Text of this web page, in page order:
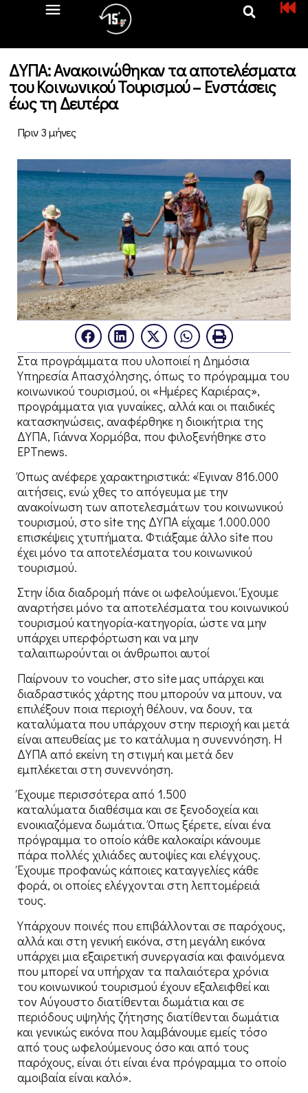
ΔΥΠΑ: Ανακοινώθηκαν τα αποτελέσματα
του Κοινωνικού Τουρισμού – Ενστάσεις
έως τη Δευτέρα
Πριν 3 μήνες
Στα προγράμματα που υλοποιεί η Δημόσια
Υπηρεσία Απασχόλησης, όπως το πρόγραμμα του
κοινωνικού τουρισμού, οι «Ημέρες Καριέρας»,
προγράμματα για γυναίκες, αλλά και οι παιδικές
κατασκηνώσεις, αναφέρθηκε η διοικήτρια της
ΔΥΠΑ, Γιάννα Χορμόβα, που φιλοξενήθηκε στο
ΕΡΤnews.
Όπως ανέφερε χαρακτηριστικά: «Έγιναν 816.000
αιτήσεις, ενώ χθες το απόγευμα με την
ανακοίνωση των αποτελεσμάτων του κοινωνικού
τουρισμού, στο site της ΔΥΠΑ είχαμε 1.000.000
επισκέψεις χτυπήματα. Φτιάξαμε άλλο site που
έχει μόνο τα αποτελέσματα του κοινωνικού
τουρισμού.
Στην ίδια διαδρομή πάνε οι ωφελούμενοι. Έχουμε
αναρτήσει μόνο τα αποτελέσματα του κοινωνικού
τουρισμού κατηγορία-κατηγορία, ώστε να μην
υπάρχει υπερφόρτωση και να μην
ταλαιπωρούνται οι άνθρωποι αυτοί
Παίρνουν το voucher, στο site μας υπάρχει και
διαδραστικός χάρτης που μπορούν να μπουν, να
επιλέξουν ποια περιοχή θέλουν, να δουν, τα
καταλύματα που υπάρχουν στην περιοχή και μετά
είναι απευθείας με το κατάλυμα η συνεννόηση. Η
ΔΥΠΑ από εκείνη τη στιγμή και μετά δεν
εμπλέκεται στη συνεννόηση.
Έχουμε περισσότερα από 1.500
καταλύματα διαθέσιμα και σε ξενοδοχεία και
ενοικιαζόμενα δωμάτια. Όπως ξέρετε, είναι ένα
πρόγραμμα το οποίο κάθε καλοκαίρι κάνουμε
πάρα πολλές χιλιάδες αυτοψίες και ελέγχους.
Έχουμε προφανώς κάποιες καταγγελίες κάθε
φορά, οι οποίες ελέγχονται στη λεπτομέρειά
τους.
Υπάρχουν ποινές που επιβάλλονται σε παρόχους,
αλλά και στη γενική εικόνα, στη μεγάλη εικόνα
υπάρχει μια εξαιρετική συνεργασία και φαινόμενα
που μπορεί να υπήρχαν τα παλαιότερα χρόνια
του κοινωνικού τουρισμού έχουν εξαλειφθεί και
τον Αύγουστο διατίθενται δωμάτια και σε
περιόδους υψηλής ζήτησης διατίθενται δωμάτια
και γενικώς εικόνα που λαμβάνουμε εμείς τόσο
από τους ωφελούμενους όσο και από τους
παρόχους, είναι ότι είναι ένα πρόγραμμα το οποίο
αμοιβαία είναι καλό».